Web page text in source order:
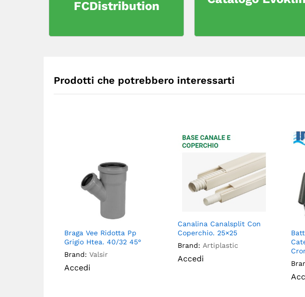
FCDistribution
Prodotti che potrebbero interessarti
Braga Vee Ridotta Pp
Grigio Htea. 40/32 45°
Brand: Valsir
Accedi
Canalina Canalsplit Con
Coperchio. 25×25
Brand: Artiplastic
Accedi